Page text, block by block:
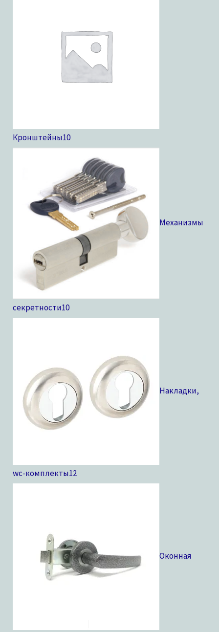
Кронштейны10
Механизмы
секретности10
Накладки,
wc-комплекты12
Оконная